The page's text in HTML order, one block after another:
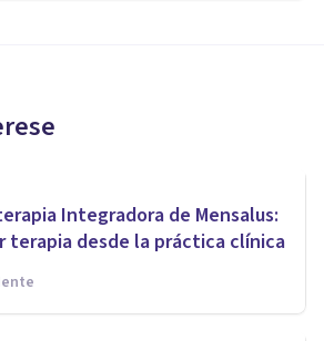
Integradora de Mensalus:
terapia desde la práctica clínica